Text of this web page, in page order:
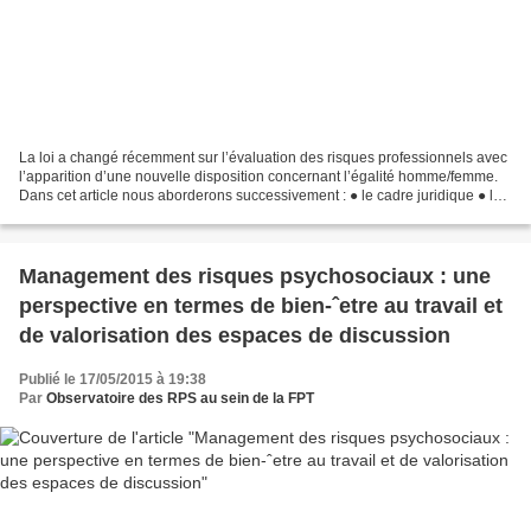
La loi a changé récemment sur l’évaluation des risques professionnels avec
l’apparition d’une nouvelle disposition concernant l’égalité homme/femme.
Dans cet article nous aborderons successivement : ● le cadre juridique ● les
Management des risques psychosociaux : une
perspective en termes de bien-ˆetre au travail et
de valorisation des espaces de discussion
Publié le 17/05/2015 à 19:38
Par Observatoire des RPS au sein de la FPT